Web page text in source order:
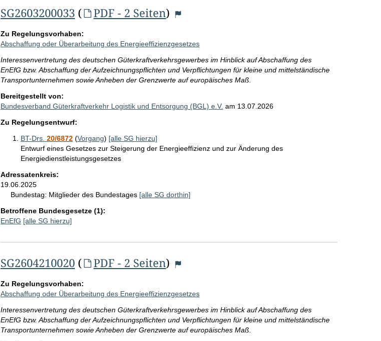
e
i
s
s
p
i
SG2603200033 ( PDF - 2 Seiten)
Zu Regelungsvorhaben:
Abschaffung oder Überarbeitung des Energieeffizienzgesetzes
Interessenvertretung des deutschen Güterkraftverkehrsgewerbes im Hinblick auf Abschaffung des
EnEfG bzw. Abschaffung der Aufzeichnungspflichten und Verpflichtungen für kleine und mittelständische
Transportunternehmen sowie Anheben der Grenzwerte auf europäisches Maß.
Bereitgestellt von:
Bundesverband Güterkraftverkehr Logistik und Entsorgung (BGL) e.V. am 13.07.2026
Zu Regelungsentwurf:
BT-Drs. 20/6872(Vorgang) [alle SG hierzu]
Entwurf eines Gesetzes zur Steigerung der Energieeffizienz und zur Änderung des
Energiedienstleistungsgesetzes
Adressatenkreis:
19.06.2025
Bundestag: Mitglieder des Bundestages [alle SG dorthin]
Betroffene Bundesgesetze (1):
EnEfG [alle SG hierzu]
SG2604210020( PDF - 2 Seiten)
Zu Regelungsvorhaben:
Abschaffung oder Überarbeitung des Energieeffizienzgesetzes
Interessenvertretung des deutschen Güterkraftverkehrsgewerbes im Hinblick auf Abschaffung des
EnEfG bzw. Abschaffung der Aufzeichnungspflichten und Verpflichtungen für kleine und mittelständische
Transportunternehmen sowie Anheben der Grenzwerte auf europäisches Maß.